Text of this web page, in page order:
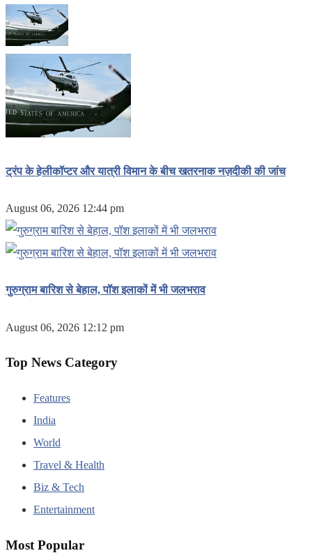
ट्रंप के हेलीकॉप्टर और यात्री विमान के बीच खतरनाक नज़दीकी की जांच
August 06, 2026 12:44 pm
गुरुग्राम बारिश से बेहाल, पॉश इलाकों में भी जलभराव
August 06, 2026 12:12 pm
Top News Category
Features
India
World
Travel & Health
Biz & Tech
Entertainment
Most Popular